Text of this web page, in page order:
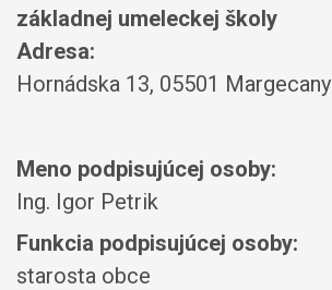
základnej umeleckej školy
Adresa:
Hornádska 13, 05501 Margecany
Meno podpisujúcej osoby:
Ing. Igor Petrik
Funkcia podpisujúcej osoby:
starosta obce